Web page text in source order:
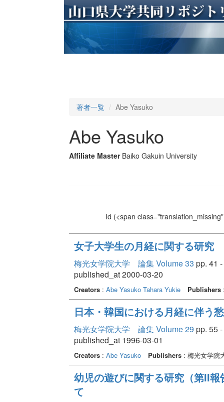
著者一覧 Abe Yasuko
Abe Yasuko
Affiliate Master Baiko Gakuin University
Id (<span
女子大学生の月経に関する研究
梅光女学院大学 論集 Volume 33 pp. 41
published_at 2000-03-20
Creators: Abe Yasuko Tahara Yukie Publishers
日本・韓国における月経に伴う
梅光女学院大学 論集 Volume 29 pp. 55
published_at 1996-03-01
Creators: Abe Yasuko Publishers: 梅光女学院
幼児の遊びに関する研究（第II
て